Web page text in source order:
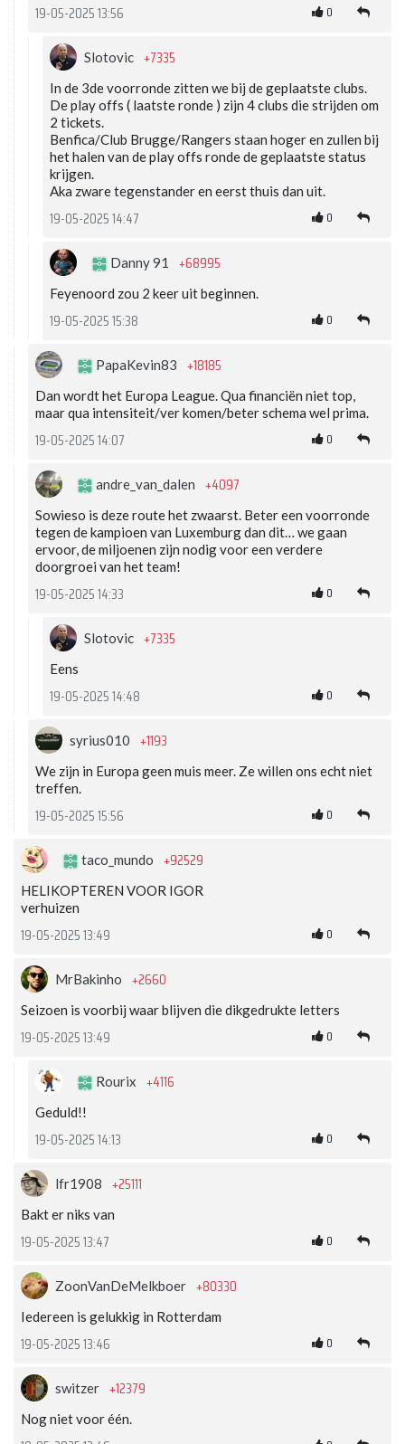
19-05-2025 13:56 0
Slotovic +7335
In de 3de voorronde zitten we bij de geplaatste clubs.
De play offs ( laatste ronde ) zijn 4 clubs die strijden om
2 tickets.
Benfica/Club Brugge/Rangers staan hoger en zullen bij
het halen van de play offs ronde de geplaatste status
krijgen.
Aka zware tegenstander en eerst thuis dan uit.
19-05-2025 14:47 0
Danny 91 +68995
Feyenoord zou 2 keer uit beginnen.
19-05-2025 15:38 0
PapaKevin83 +18185
Dan wordt het Europa League. Qua financiën niet top,
maar qua intensiteit/ver komen/beter schema wel prima.
19-05-2025 14:07 0
andre_van_dalen +4097
Sowieso is deze route het zwaarst. Beter een voorronde
tegen de kampioen van Luxemburg dan dit… we gaan
ervoor, de miljoenen zijn nodig voor een verdere
doorgroei van het team!
19-05-2025 14:33 0
Slotovic +7335
Eens
19-05-2025 14:48 0
syrius010 +1193
We zijn in Europa geen muis meer. Ze willen ons echt niet
treffen.
19-05-2025 15:56 0
taco_mundo +92529
HELIKOPTEREN VOOR IGOR
verhuizen
19-05-2025 13:49 0
MrBakinho +2660
Seizoen is voorbij waar blijven die dikgedrukte letters
19-05-2025 13:49 0
Rourix +4116
Geduld!!
19-05-2025 14:13 0
lfr1908 +25111
Bakt er niks van
19-05-2025 13:47 0
ZoonVanDeMelkboer +80330
Iedereen is gelukkig in Rotterdam
19-05-2025 13:46 0
switzer +12379
Nog niet voor één.